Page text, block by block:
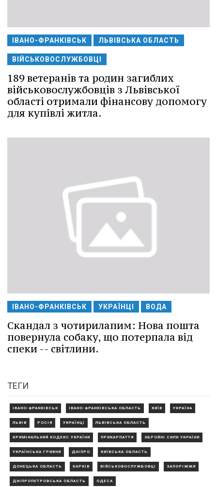
ІВАНО-ФРАНКІВСЬК ЛЬВІВСЬКА ОБЛАСТЬ
ВІЙСЬКОВОСЛУЖБОВЦІ
189 ветеранів та родин загиблих
військовослужбовців з Львівської
області отримали фінансову допомогу
для купівлі житла.
ІВАНО-ФРАНКІВСЬК УКРАЇНЦІ ВОДА
Скандал з чотирилапим: Нова пошта
повернула собаку, що потерпала від
спеки -- світлини.
ТЕГИ
ІВАНО-ФРАНКІВСЬК ІВАНО-ФРАНКІВСЬКА ОБЛАСТЬ КИЇВ УКРАЇНА
ЛЬВІВ РОСІЯ УКРАЇНЦІ ЛЬВІВСЬКА ОБЛАСТЬ
КРИМІНАЛЬНИЙ КОДЕКС УКРАЇНИ ПРИКАРПАТТЯ ЗБРОЙНІ СИЛИ УКРАЇНИ
УКРАЇНСЬКА ГРИВНЯ ДНІПРО КИЇВСЬКА ОБЛАСТЬ
ДОНЕЦЬКА ОБЛАСТЬ ХАРКІВ ВІЙСЬКОВОСЛУЖБОВЦІ ЗАПОРІЖЖЯ
ДНІПРОПЕТРОВСЬКА ОБЛАСТЬ ОДЕСА